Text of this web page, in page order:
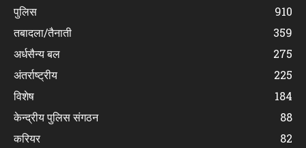
पुलिस
910
तबादला/तैनाती
359
अर्धसैन्य बल
275
अंतर्राष्ट्रीय
225
विशेष
184
केन्द्रीय पुलिस संगठन
88
करियर
82